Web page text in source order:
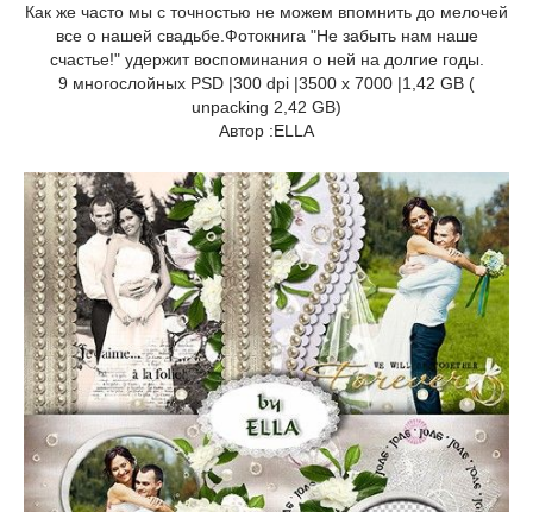
Как же часто мы с точностью не можем впомнить до мелочей
все о нашей свадьбе.Фотокнига "Не забыть нам наше
счастье!" удержит воспоминания о ней на долгие годы.
9 многослойных PSD |300 dpi |3500 x 7000 |1,42 GB (
unpacking 2,42 GB)
Автор :ELLA